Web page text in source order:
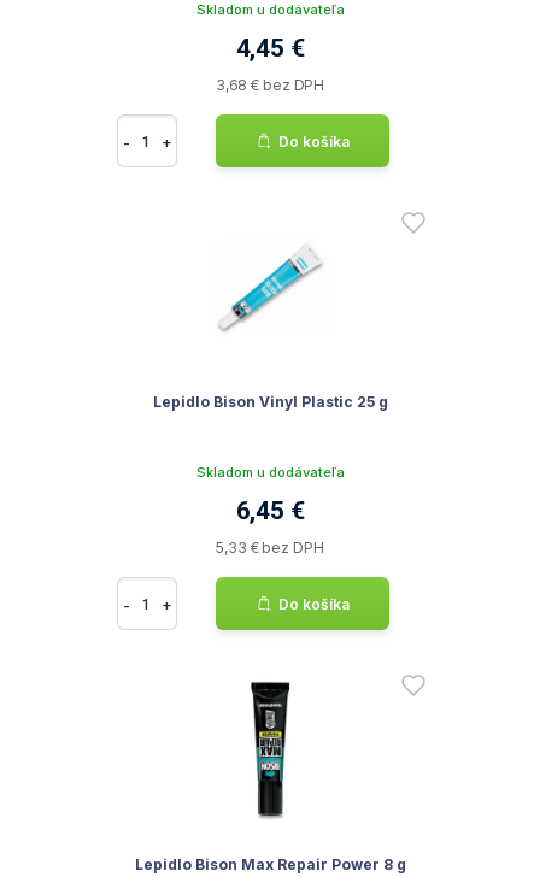
Skladom u dodávateľa
4,45 €
3,68 € bez DPH
- + Do košíka
Lepidlo Bison Vinyl Plastic 25 g
Skladom u dodávateľa
6,45 €
5,33 € bez DPH
- + Do košíka
Lepidlo Bison Max Repair Power 8 g